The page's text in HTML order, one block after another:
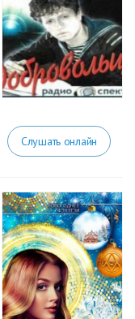
Слушать онлайн